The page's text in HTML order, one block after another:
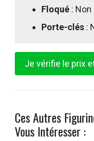
Floqué : Non
Porte-clés :
Je vérifie le prix
Ces Autres
Vous Intéresser :